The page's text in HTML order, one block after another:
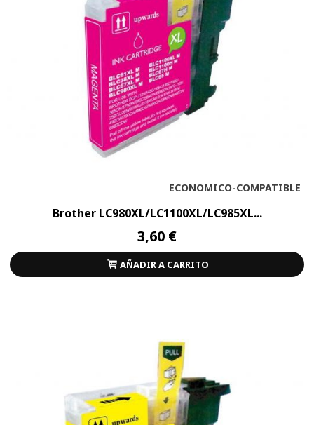
ECONOMICO-COMPATIBLE
Brother LC980XL/LC1100XL/LC985XL...
3,60 €
AÑADIR A CARRITO